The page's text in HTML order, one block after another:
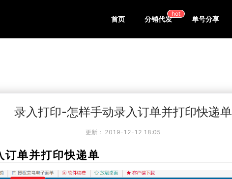
首页 分销代发
hot
单号分享
录入打印-怎样手动录入订单并打印快递单
更新： 2019-12-12 18:05
单并打印快递单